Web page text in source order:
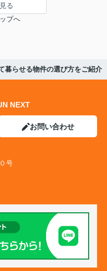
る
プへ
暮らせる物件の選び方をご紹介
NEXT
お問い合わせ
号